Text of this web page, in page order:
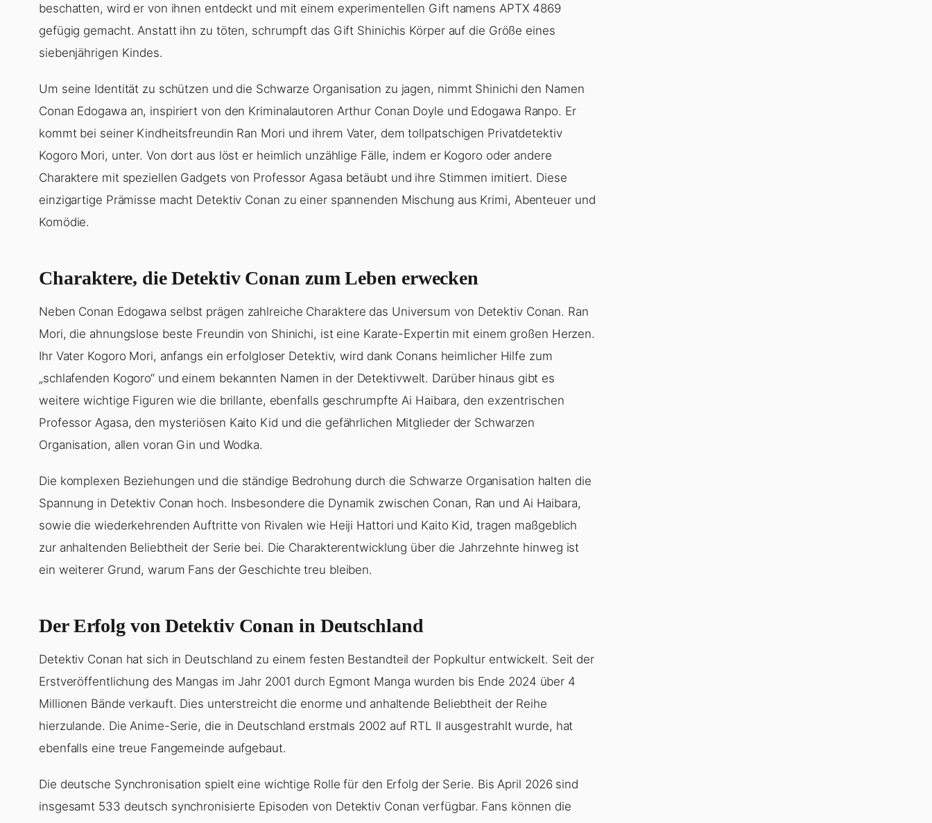
beschatten, wird er von ihnen entdeckt und mit einem experimentellen Gift namens APTX 4869
gefügig gemacht. Anstatt ihn zu töten, schrumpft das Gift Shinichis Körper auf die Größe eines
siebenjährigen Kindes.
Um seine Identität zu schützen und die Schwarze Organisation zu jagen, nimmt Shinichi den Namen
Conan Edogawa an, inspiriert von den Kriminalautoren Arthur Conan Doyle und Edogawa Ranpo. Er
kommt bei seiner Kindheitsfreundin Ran Mori und ihrem Vater, dem tollpatschigen Privatdetektiv
Kogoro Mori, unter. Von dort aus löst er heimlich unzählige Fälle, indem er Kogoro oder andere
Charaktere mit speziellen Gadgets von Professor Agasa betäubt und ihre Stimmen imitiert. Diese
einzigartige Prämisse macht Detektiv Conan zu einer spannenden Mischung aus Krimi, Abenteuer und
Komödie.
Charaktere, die Detektiv Conan zum Leben erwecken
Neben Conan Edogawa selbst prägen zahlreiche Charaktere das Universum von Detektiv Conan. Ran
Mori, die ahnungslose beste Freundin von Shinichi, ist eine Karate-Expertin mit einem großen Herzen.
Ihr Vater Kogoro Mori, anfangs ein erfolgloser Detektiv, wird dank Conans heimlicher Hilfe zum
„schlafenden Kogoro“ und einem bekannten Namen in der Detektivwelt. Darüber hinaus gibt es
weitere wichtige Figuren wie die brillante, ebenfalls geschrumpfte Ai Haibara, den exzentrischen
Professor Agasa, den mysteriösen Kaito Kid und die gefährlichen Mitglieder der Schwarzen
Organisation, allen voran Gin und Wodka.
Die komplexen Beziehungen und die ständige Bedrohung durch die Schwarze Organisation halten die
Spannung in Detektiv Conan hoch. Insbesondere die Dynamik zwischen Conan, Ran und Ai Haibara,
sowie die wiederkehrenden Auftritte von Rivalen wie Heiji Hattori und Kaito Kid, tragen maßgeblich
zur anhaltenden Beliebtheit der Serie bei. Die Charakterentwicklung über die Jahrzehnte hinweg ist
ein weiterer Grund, warum Fans der Geschichte treu bleiben.
Der Erfolg von Detektiv Conan in Deutschland
Detektiv Conan hat sich in Deutschland zu einem festen Bestandteil der Popkultur entwickelt. Seit der
Erstveröffentlichung des Mangas im Jahr 2001 durch Egmont Manga wurden bis Ende 2024 über 4
Millionen Bände verkauft. Dies unterstreicht die enorme und anhaltende Beliebtheit der Reihe
hierzulande. Die Anime-Serie, die in Deutschland erstmals 2002 auf RTL II ausgestrahlt wurde, hat
ebenfalls eine treue Fangemeinde aufgebaut.
Die deutsche Synchronisation spielt eine wichtige Rolle für den Erfolg der Serie. Bis April 2026 sind
insgesamt 533 deutsch synchronisierte Episoden von Detektiv Conan verfügbar. Fans können die